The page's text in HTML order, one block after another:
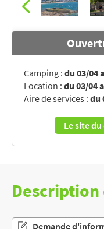
Activités sportives
Camping : du 03/04
Location : du 03/04
Aire de services : du
Le site
Demande